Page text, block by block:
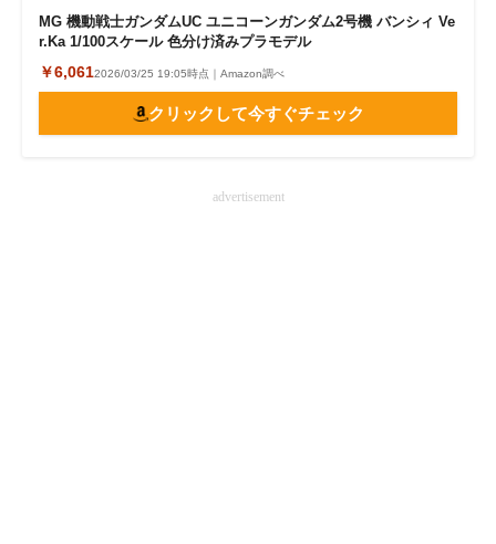
IT製品の技術・比較・事例
製造業のIT導入・活用を支援
モノづくり技術者専門サイト
MG 機動戦士ガンダムUC ユニコーンガンダム2号機 バンシィ Ve
r.Ka 1/100スケール 色分け済みプラモデル
￥6,0612026/03/25 19:05時点｜Amazon調べ
クリックして今すぐチェック
advertisement